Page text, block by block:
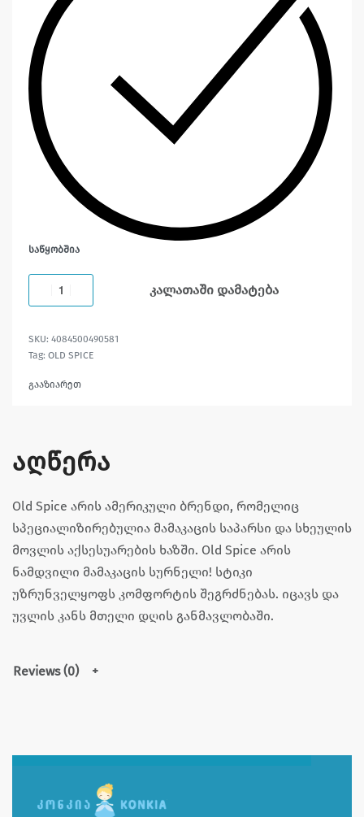
ᲡᲐᲬᲧᲝᲑᲨᲘᲐ
კალათაში დამატება
4084500490581
Tag: OLD SPICE
გააზიარეთ
აღწერა
Old Spice არის ამერიკული ბრენდი, რომელიც
სპეციალიზირებულია მამაკაცის საპარსი და სხეულის
მოვლის აქსესუარების ხაზში. Old Spice არის
ნამდვილი მამაკაცის სურნელი! სტიკი
უზრუნველყოფს კომფორტის შეგრძნებას. იცავს და
უვლის კანს მთელი დღის განმავლობაში.
Reviews (0)